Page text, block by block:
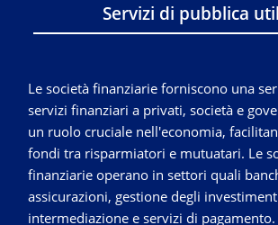
Servizi di pubblica
Le società finanziarie forniscono una
servizi finanziari a privati, società e
un ruolo cruciale nell'economia,
fondi tra risparmiatori e mutuatari. Le
finanziarie operano in settori quali
assicurazioni, gestione degli
intermediazione e servizi di pagamento.